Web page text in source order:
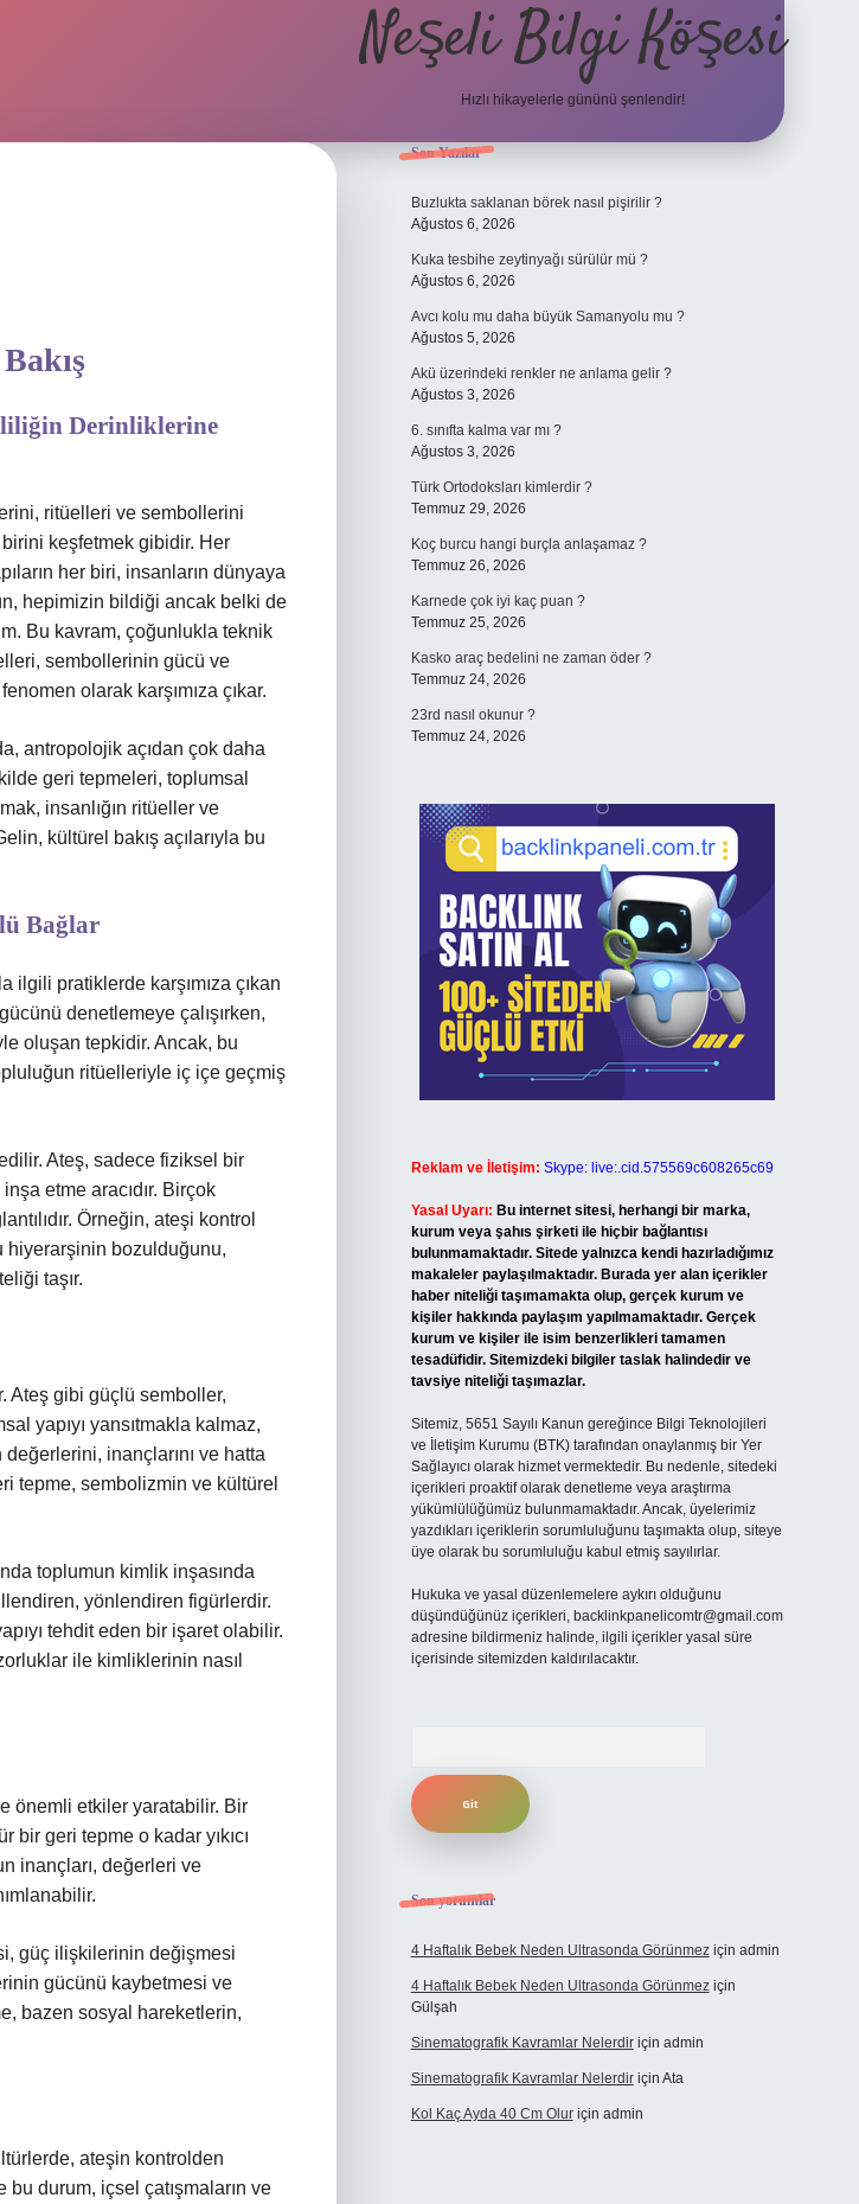
Neşeli Bilgi Köşesi
Hızlı hikayelerle gününü şenlendir!
Derinliklerine
ritüelleri ve sembollerini
keşfetmek gibidir. Her
her biri, insanların dünyaya
hepimizin bildiği ancak belki de
Bu kavram, çoğunlukla teknik
sembollerinin gücü ve
olarak karşımıza çıkar.
antropolojik açıdan çok daha
geri tepmeleri, toplumsal
insanlığın ritüeller ve
kültürel bakış açılarıyla bu
Bağlar
ilgili pratiklerde karşımıza çıkan
denetlemeye çalışırken,
oluşan tepkidir. Ancak, bu
ritüelleriyle iç içe geçmiş
Ateş, sadece fiziksel bir
etme aracıdır. Birçok
Örneğin, ateşi kontrol
hiyerarşinin bozulduğunu,
taşır.
Ateş gibi güçlü semboller,
yapıyı yansıtmakla kalmaz,
inançlarını ve hatta
tepme, sembolizmin ve kültürel
toplumun kimlik inşasında
yönlendiren figürlerdir.
tehdit eden bir işaret olabilir.
ile kimliklerinin nasıl
önemli etkiler yaratabilir. Bir
bir geri tepme o kadar yıkıcı
inançları, değerleri ve
güç ilişkilerinin değişmesi
gücünü kaybetmesi ve
bazen sosyal hareketlerin,
ateşin kontrolden
bu durum, içsel çatışmaların ve
Sidebar
Son Yazılar
Buzlukta saklanan börek nasıl pişirilir ?
Ağustos 6, 2026
Kuka tesbihe zeytinyağı sürülür mü ?
Ağustos 6, 2026
Avcı kolu mu daha büyük Samanyolu mu ?
Ağustos 5, 2026
Akü üzerindeki renkler ne anlama gelir ?
Ağustos 3, 2026
6. sınıfta kalma var mı ?
Ağustos 3, 2026
Türk Ortodoksları kimlerdir ?
Temmuz 29, 2026
Koç burcu hangi burçla anlaşamaz ?
Temmuz 26, 2026
Karnede çok iyi kaç puan ?
Temmuz 25, 2026
Kasko araç bedelini ne zaman öder ?
Temmuz 24, 2026
23rd nasıl okunur ?
Temmuz 24, 2026
Reklam ve İletişim: Skype: live:.cid.575569c608265c69
Yasal Uyarı: Bu internet sitesi, herhangi bir marka,
kurum veya şahıs şirketi ile hiçbir bağlantısı
bulunmamaktadır. Sitede yalnızca kendi hazırladığımız
makaleler paylaşılmaktadır. Burada yer alan içerikler
haber niteliği taşımamakta olup, gerçek kurum ve
kişiler hakkında paylaşım yapılmamaktadır. Gerçek
kurum ve kişiler ile isim benzerlikleri tamamen
tesadüfidir. Sitemizdeki bilgiler taslak halindedir ve
tavsiye niteliği taşımazlar.
Sitemiz, 5651 Sayılı Kanun gereğince Bilgi Teknolojileri
ve İletişim Kurumu (BTK) tarafından onaylanmış bir Yer
Sağlayıcı olarak hizmet vermektedir. Bu nedenle, sitedeki
içerikleri proaktif olarak denetleme veya araştırma
yükümlülüğümüz bulunmamaktadır. Ancak, üyelerimiz
yazdıkları içeriklerin sorumluluğunu taşımakta olup, siteye
üye olarak bu sorumluluğu kabul etmiş sayılırlar.
Hukuka ve yasal düzenlemelere aykırı olduğunu
düşündüğünüz içerikleri, backlinkpanelicomtr@gmail.com
adresine bildirmeniz halinde, ilgili içerikler yasal süre
içerisinde sitemizden kaldırılacaktır.
Son yorumlar
4 Haftalık Bebek Neden Ultrasonda Görünmeziçin admin
4 Haftalık Bebek Neden Ultrasonda Görünmeziçin
Gülşah
Sinematografik Kavramlar Nelerdiriçin admin
Sinematografik Kavramlar Nelerdiriçin Ata
Kol Kaç Ayda 40 Cm Oluriçin admin
ilbet mobil giriş en iyi bahis siteleri